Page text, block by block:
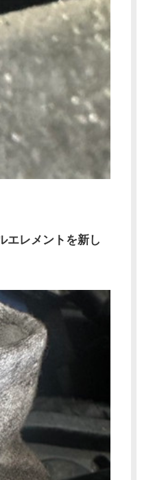
エレメントを新し